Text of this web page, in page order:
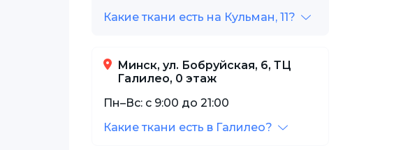
Какие ткани есть на Кульман, 11?
Минск, ул. Бобруйская, 6, ТЦ
Галилео, 0 этаж
Пн–Вс: с 9:00 до 21:00
Какие ткани есть в Галилео?